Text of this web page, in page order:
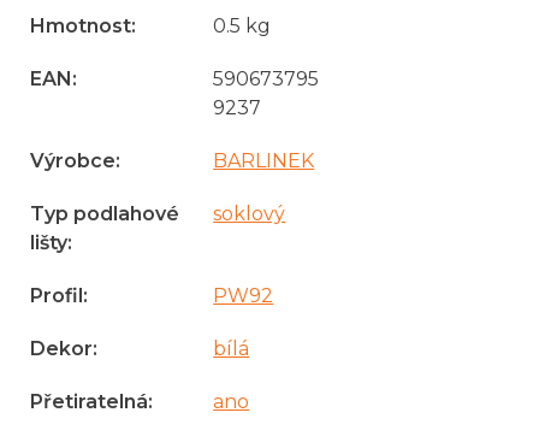
Hmotnost: 0.5 kg
EAN:
590673795
9237
Výrobce: BARLINEK
Typ podlahové
lišty:
soklový
Profil: PW92
Dekor: bílá
Přetiratelná: ano